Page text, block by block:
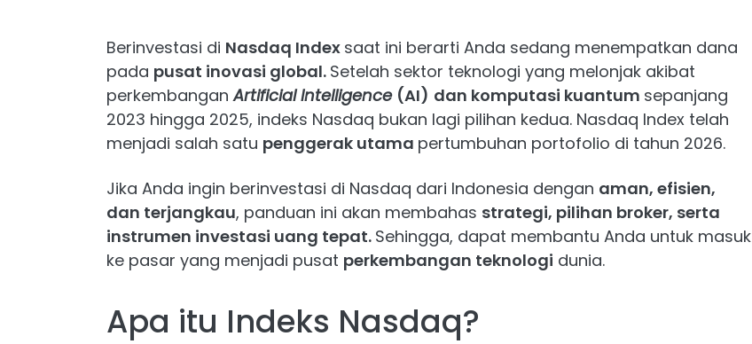
Berinvestasi di Nasdaq Index saat ini berarti Anda sedang menempatkan dana
pada pusat inovasi global. Setelah sektor teknologi yang melonjak akibat
perkembanganArtificial Intelligence (AI) dan komputasi kuantum sepanjang
2023 hingga 2025, indeks Nasdaq bukan lagi pilihan kedua. Nasdaq Index telah
menjadi salah satu penggerak utama pertumbuhan portofolio di tahun 2026.
Jika Anda ingin berinvestasi di Nasdaq dari Indonesia dengan aman, efisien,
dan terjangkau, panduan ini akan membahas strategi, pilihan broker, serta
instrumen investasi uang tepat. Sehingga, dapat membantu Anda untuk masuk
ke pasar yang menjadi pusat perkembangan teknologi dunia.
Apa itu Indeks Nasdaq?